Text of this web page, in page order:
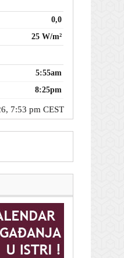
0,0
25 W/m²
5:55am
8:25pm
7:53 pm CEST